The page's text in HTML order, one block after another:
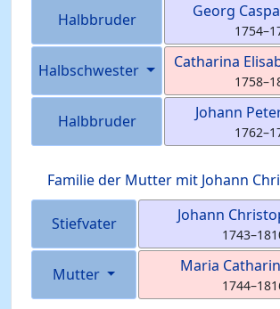
Halbbruder Georg
1754–
Halbschwester Catharina
1758–
Halbbruder Johann
1762–
Familie der Mutter mit Johann
Stiefvater Johann
1743–
Mutter Maria
1744–